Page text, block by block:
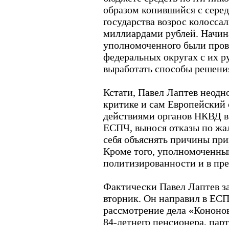
образом копившийся с
государства возрос
миллиардами рублей.
уполномоченного были
федеральных округах с их
выработать способы
Кстати, Павел Лаптев
критике и сам Европейский
действиями органов НКВД в
ЕСПЧ, вынося отказы по
себя объяснять причины
Кроме того,
политизированности и в
Фактически Павел Лаптев
вторник. Он направил в
рассмотрение дела
84-летнего пенсионера,